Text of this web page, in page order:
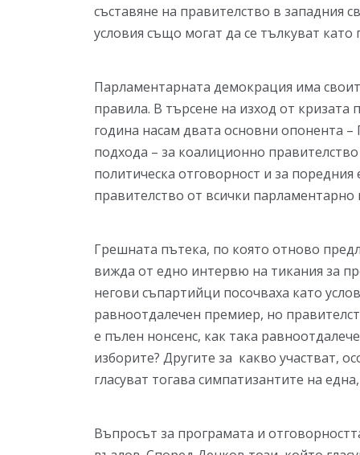
съставяне на правителство в западния
условия също могат да се тълкуват като
Парламентарната демокрация има
правила. В търсене на изход от
година насам двата основни опонента
подхода – за коалиционно
политическа отговорност и за
правителство от всички парламентарно
Грешната пътека, по която отново
вижда от едно интервю на тикания за
негови съпартийци посочваха като
равноотдалечен премиер, но
е пълен нонсенс, как така
изборите? Другите за какво участват,
гласуват тогава симпатизантите на
Въпросът за програмата и